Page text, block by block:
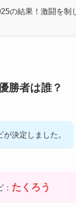
の結果！激闘を制
勝者は誰？
決定しました。
たくろう